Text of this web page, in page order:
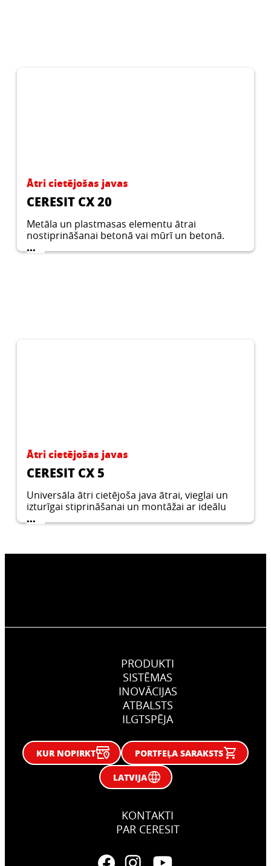
Ātri cietējošas javas
CERESIT CX 20
Metāla un plastmasas elementu ātrai
nostiprināšanai betonā vai mūrī un betonā.
Plaisu, caurumu utt aizpildīšanai un fiksācijas
elementiem. Līdz 50 mm platu spraugu
...
Ātri cietējošas javas
CERESIT CX 5
Universāla ātri cietējoša java ātrai, vieglai un
izturīgai stiprināšanai un montāžai ar ideālu
konsistenci horizontālām un vertikālām
...
PRODUKTI
SISTĒMAS
INOVĀCIJAS
ATBALSTS
ILGTSPĒJA
KUR NOPIRKT
PORTFEĻA SARAKSTS
LATVIJA
KONTAKTI
PAR CERESIT